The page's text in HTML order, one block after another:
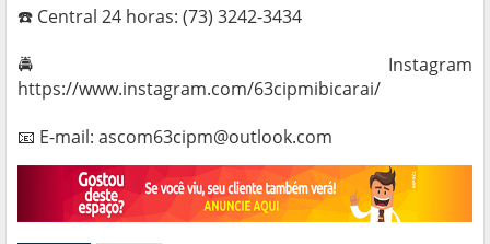
☎️ Central 24 horas: (73) 3242-3434
🚔 Instagram
https://www.instagram.com/63cipmibicarai/
📧 E-mail: ascom63cipm@outlook.com